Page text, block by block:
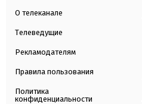
О телеканале
Телеведущие
Рекламодателям
Правила пользования
Политика
конфиденциальности